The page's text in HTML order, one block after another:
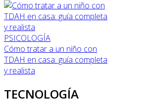
PSICOLOGÍA
Cómo tratar a un niño con
TDAH en casa: guía completa
y realista
TECNOLOGÍA